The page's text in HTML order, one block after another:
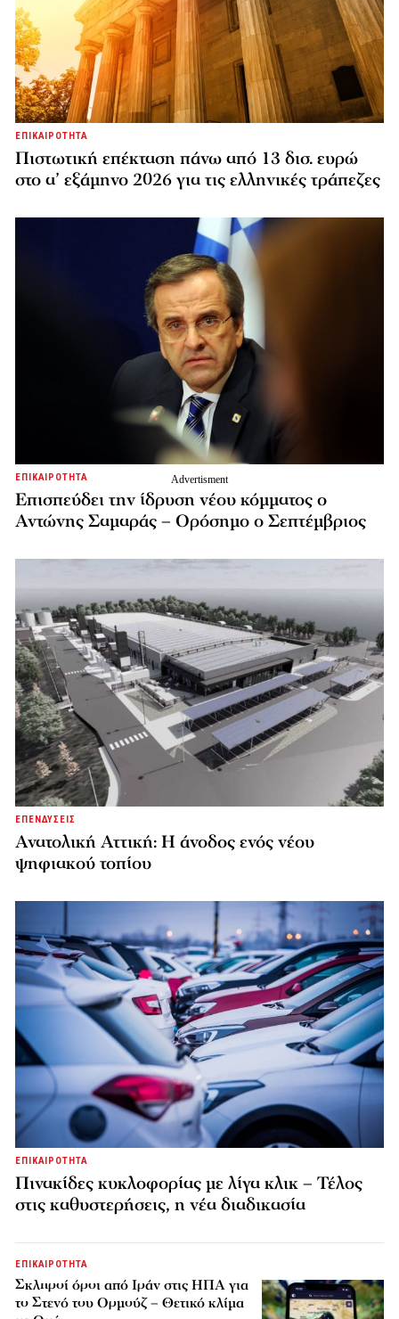
ΕΠΙΚΑΙΡΟΤΗΤΑ
Πιστωτική επέκταση πάνω από 13 δισ. ευρώ
στο α’ εξάμηνο 2026 για τις ελληνικές τράπεζες
ΕΠΙΚΑΙΡΟΤΗΤΑ
Επισπεύδει την ίδρυση νέου κόμματος o
Αντώνης Σαμαράς – Ορόσημο ο Σεπτέμβριος
ΕΠΕΝΔΥΣΕΙΣ
Ανατολική Αττική: Η άνοδος ενός νέου
ψηφιακού τοπίου
ΕΠΙΚΑΙΡΟΤΗΤΑ
Πινακίδες κυκλοφορίας με λίγα κλικ – Τέλος
στις καθυστερήσεις, η νέα διαδικασία
ΕΠΙΚΑΙΡΟΤΗΤΑ
Σκληροί όροι από Ιράν στις ΗΠΑ για
το Στενό του Ορμούζ – Θετικό κλίμα